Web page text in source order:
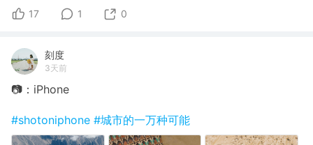
17 1 0
刻度
3天前
📷：iPhone
#shotoniphone #城市的一万种可能